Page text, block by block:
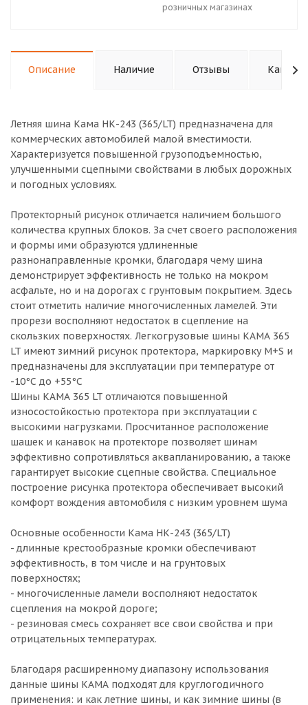
розничных магазинах
Описание Наличие Отзывы Как
Летняя шина Кама НК-243 (365/LT) предназначена для
коммерческих автомобилей малой вместимости.
Характеризуется повышенной грузоподъемностью,
улучшенными сцепными свойствами в любых дорожных
и погодных условиях.
Протекторный рисунок отличается наличием большого
количества крупных блоков. За счет своего расположения
и формы ими образуются удлиненные
разнонаправленные кромки, благодаря чему шина
демонстрирует эффективность не только на мокром
асфальте, но и на дорогах с грунтовым покрытием. Здесь
стоит отметить наличие многочисленных ламелей. Эти
прорези восполняют недостаток в сцепление на
скользких поверхностях. Легкогрузовые шины КАМА 365
LT имеют зимний рисунок протектора, маркировку M+S и
предназначены для эксплуатации при температуре от
-10°С до +55°С
Шины КАМА 365 LT отличаются повышенной
износостойкостью протектора при эксплуатации с
высокими нагрузками. Просчитанное расположение
шашек и канавок на протекторе позволяет шинам
эффективно сопротивляться аквапланированию, а также
гарантирует высокие сцепные свойства. Специальное
построение рисунка протектора обеспечивает высокий
комфорт вождения автомобиля с низким уровнем шума
Основные особенности Кама НК-243 (365/LT)
- длинные крестообразные кромки обеспечивают
эффективность, в том числе и на грунтовых
поверхностях;
- многочисленные ламели восполняют недостаток
сцепления на мокрой дороге;
- резиновая смесь сохраняет все свои свойства и при
отрицательных температурах.
Благодаря расширенному диапазону использования
данные шины КАМА подходят для круглогодичного
применения: и как летние шины, и как зимние шины (в